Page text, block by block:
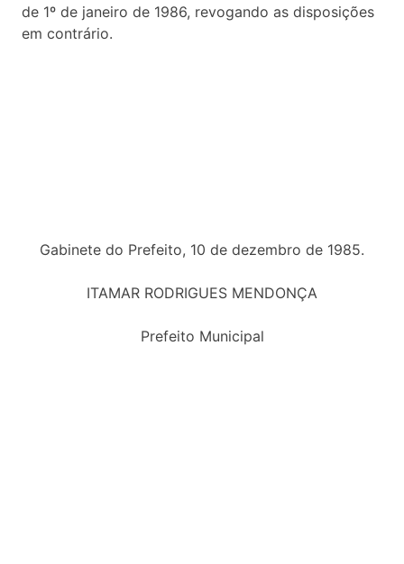
de 1º de janeiro de 1986, revogando as disposições
em contrário.
Gabinete do Prefeito, 10 de dezembro de 1985.
ITAMAR RODRIGUES MENDONÇA
Prefeito Municipal